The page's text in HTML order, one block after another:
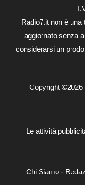
Radio7.it non è una
aggiornato senza
considerarsi un
Copyright ©2026
Le attività
Chi Siamo-